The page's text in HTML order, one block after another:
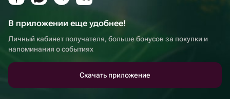
В приложении еще удобнее!
Личный кабинет получателя, больше бонусов за покупки и
напоминания о событиях
Скачать приложение